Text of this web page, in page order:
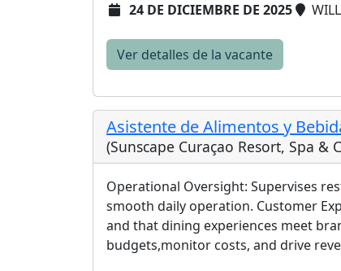
24 DE DICIEMBRE DE 2025
Ver detalles de la vacante
Asistente de Alimentos y
(Sunscape Curaçao Resort, Spa &
Operational Oversight: Supervises
smooth daily operation. Customer
and that dining experiences meet
budgets,monitor costs, and drive